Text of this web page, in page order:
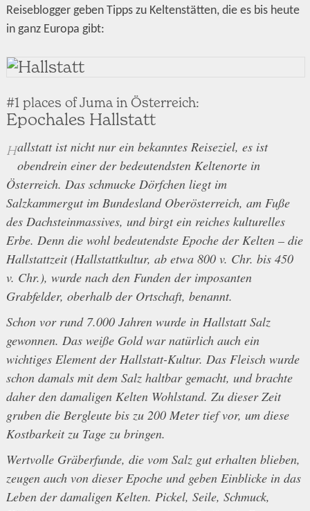
Reiseblogger geben Tipps zu Keltenstätten, die es bis heute
in ganz Europa gibt:
#1 places of Juma in Österreich:
Epochales Hallstatt
Hallstatt ist nicht nur ein bekanntes Reiseziel, es ist
obendrein einer der bedeutendsten Keltenorte in
Österreich. Das schmucke Dörfchen liegt im
Salzkammergut im Bundesland Oberösterreich, am Fuße
des Dachsteinmassives, und birgt ein reiches kulturelles
Erbe. Denn die wohl bedeutendste Epoche der Kelten – die
Hallstattzeit (Hallstattkultur, ab etwa 800 v. Chr. bis 450
v. Chr.), wurde nach den Funden der imposanten
Grabfelder, oberhalb der Ortschaft, benannt.
Schon vor rund 7.000 Jahren wurde in Hallstatt Salz
gewonnen. Das weiße Gold war natürlich auch ein
wichtiges Element der Hallstatt-Kultur. Das Fleisch wurde
schon damals mit dem Salz haltbar gemacht, und brachte
daher den damaligen Kelten Wohlstand. Zu dieser Zeit
gruben die Bergleute bis zu 200 Meter tief vor, um diese
Kostbarkeit zu Tage zu bringen.
Wertvolle Gräberfunde, die vom Salz gut erhalten blieben,
zeugen auch von dieser Epoche und geben Einblicke in das
Leben der damaligen Kelten. Pickel, Seile, Schmuck,